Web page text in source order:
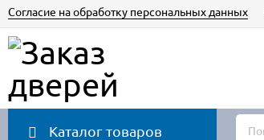
Согласие на обработку персональных данных
Каталог товаров